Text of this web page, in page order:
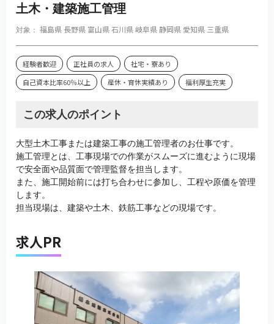
土木・建築施工管理
対象： 福島県 長野県 富山県石川県岐阜県静岡県 愛知県 三重県
経験者歓迎 正社員の求人
社宅・寮あり
自己資本比率60％以上
産休・育休実績あり 福利厚生充実
この求人のポイント
大型土木工事または建築工事の施工管理者のお仕事です。
施工管理とは、工事現場での作業がスムーズに進むように現場
で安全面や品質面で管理監督を担当します。
また、施工開始前には打ち合わせに参加し、工程や原価を管理
します。
担当現場は、建築や土木、鉄筋工事などの現場です。
求人PR